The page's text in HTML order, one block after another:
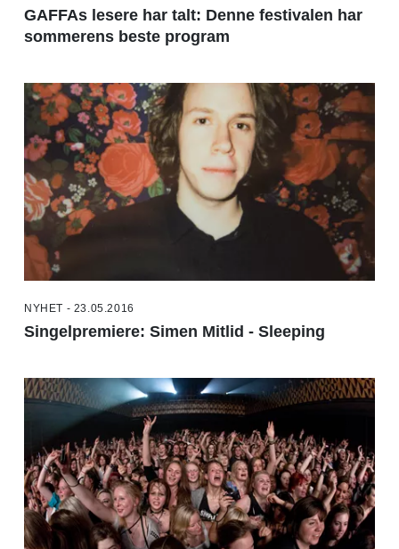
GAFFAs lesere har talt: Denne festivalen har
sommerens beste program
NYHET - 23.05.2016
Singelpremiere: Simen Mitlid - Sleeping